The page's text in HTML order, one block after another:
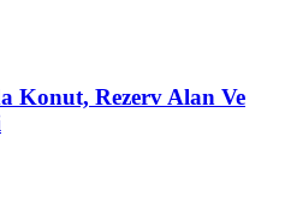
Konut, Rezerv Alan Ve